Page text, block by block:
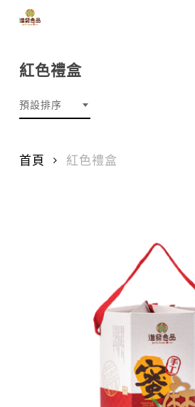
紅色禮盒
預設排序
首頁 紅色禮盒